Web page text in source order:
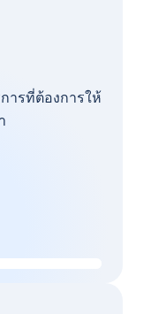
ารที่ต้องการให้